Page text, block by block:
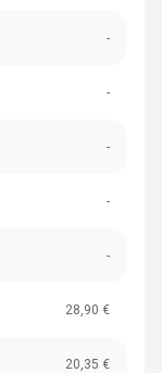
-
-
-
-
-
28,90 €
20,35 €